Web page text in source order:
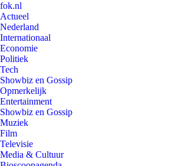
fok.nl
Actueel
Nederland
Internationaal
Economie
Politiek
Tech
Showbiz en Gossip
Opmerkelijk
Entertainment
Showbiz en Gossip
Muziek
Film
Televisie
Media & Cultuur